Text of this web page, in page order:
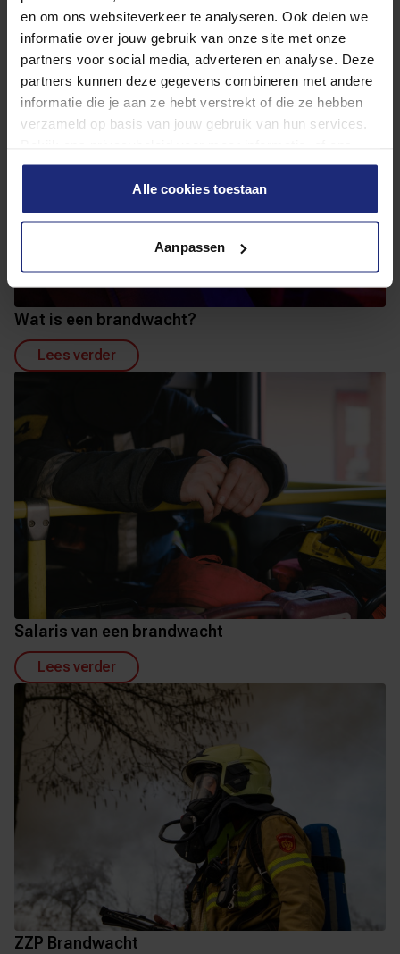
en om ons websiteverkeer te analyseren. Ook delen we
informatie over jouw gebruik van onze site met onze
partners voor social media, adverteren en analyse. Deze
partners kunnen deze gegevens combineren met andere
informatie die je aan ze hebt verstrekt of die ze hebben
verzameld op basis van jouw gebruik van hun services.
cookiebeleid om je cookievoorkeuren aan te passen.
Alle cookies toestaan
Aanpassen
Wat is een brandwacht?
Lees verder
Salaris van een brandwacht
Lees verder
ZZP Brandwacht